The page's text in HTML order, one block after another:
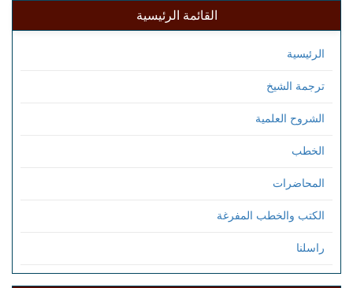
القائمة الرئيسية
الرئيسية
ترجمة الشيخ
الشروح العلمية
الخطب
المحاضرات
الكتب والخطب المفرغة
راسلنا